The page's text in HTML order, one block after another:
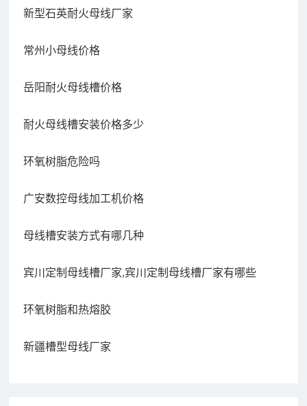
新型石英耐火母线厂家
常州小母线价格
岳阳耐火母线槽价格
耐火母线槽安装价格多少
环氧树脂危险吗
广安数控母线加工机价格
母线槽安装方式有哪几种
宾川定制母线槽厂家,宾川定制母线槽厂家有哪些
环氧树脂和热熔胶
新疆槽型母线厂家